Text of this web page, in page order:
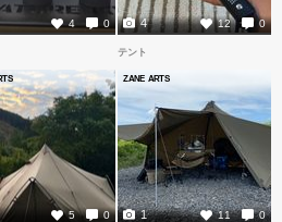
4 0 12 0
4
5 0
テント
ZANE ARTS
11 0
1